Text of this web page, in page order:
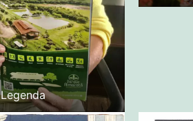
Legenda